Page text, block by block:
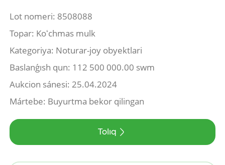
Lot nomeri: 8508088
Topar: Koʻchmas mulk
Kategoriya: Noturar-joy obyektlari
Baslanǵısh qun: 112 500 000.00 swm
Aukcion sánesi: 25.04.2024
Mártebe: Buyurtma bekor qilingan
Tolıq